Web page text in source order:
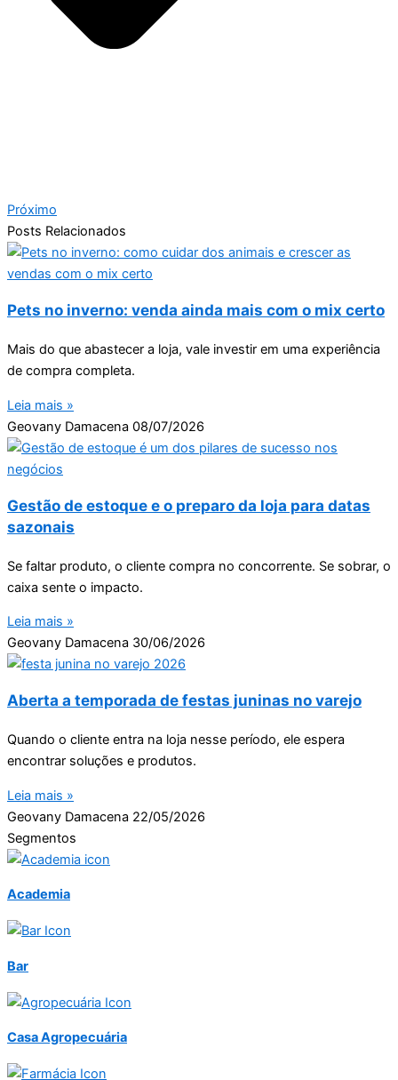
Próximo
Posts Relacionados
Pets no inverno: venda ainda mais com o mix certo
Mais do que abastecer a loja, vale investir em uma experiência
de compra completa.
Leia mais »
Geovany Damacena 08/07/2026
Gestão de estoque e o preparo da loja para datas
sazonais
Se faltar produto, o cliente compra no concorrente. Se sobrar, o
caixa sente o impacto.
Leia mais »
Geovany Damacena 30/06/2026
Aberta a temporada de festas juninas no varejo
Quando o cliente entra na loja nesse período, ele espera
encontrar soluções e produtos.
Leia mais »
Geovany Damacena 22/05/2026
Segmentos
Academia
Bar
Casa Agropecuária